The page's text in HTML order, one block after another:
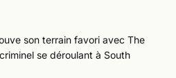
son terrain favori avec The
se déroulant à South